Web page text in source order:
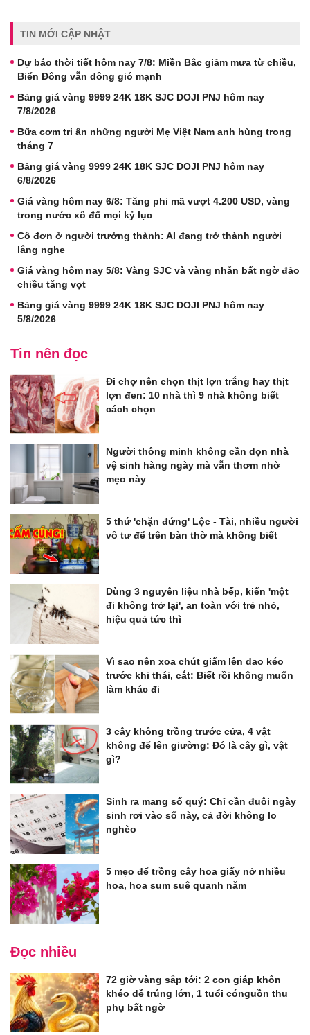
TIN MỚI CẬP NHẬT
Dự báo thời tiết hôm nay 7/8: Miền Bắc giảm mưa từ chiều,
Biển Đông vẫn dông gió mạnh
Bảng giá vàng 9999 24K 18K SJC DOJI PNJ hôm nay
7/8/2026
Bữa cơm tri ân những người Mẹ Việt Nam anh hùng trong
tháng 7
Bảng giá vàng 9999 24K 18K SJC DOJI PNJ hôm nay
6/8/2026
Giá vàng hôm nay 6/8: Tăng phi mã vượt 4.200 USD, vàng
trong nước xô đổ mọi kỷ lục
Cô đơn ở người trưởng thành: AI đang trở thành người
lắng nghe
Giá vàng hôm nay 5/8: Vàng SJC và vàng nhẫn bất ngờ đảo
chiều tăng vọt
Bảng giá vàng 9999 24K 18K SJC DOJI PNJ hôm nay
5/8/2026
Tin nên đọc
Đi chợ nên chọn thịt lợn trắng hay thịt
lợn đen: 10 nhà thì 9 nhà không biết
cách chọn
Người thông minh không cần dọn nhà
vệ sinh hàng ngày mà vẫn thơm nhờ
mẹo này
5 thứ 'chặn đứng' Lộc - Tài, nhiều người
vô tư để trên bàn thờ mà không biết
Dùng 3 nguyên liệu nhà bếp, kiến 'một
đi không trở lại', an toàn với trẻ nhỏ,
hiệu quả tức thì
Vì sao nên xoa chút giấm lên dao kéo
trước khi thái, cắt: Biết rồi không muốn
làm khác đi
3 cây không trồng trước cửa, 4 vật
không để lên giường: Đó là cây gì, vật
gì?
Sinh ra mang số quý: Chỉ cần đuôi ngày
sinh rơi vào số này, cả đời không lo
nghèo
5 mẹo để trồng cây hoa giấy nở nhiều
hoa, hoa sum suê quanh năm
Đọc nhiều
72 giờ vàng sắp tới: 2 con giáp khôn
khéo dễ trúng lớn, 1 tuổi cónguồn thu
phụ bất ngờ